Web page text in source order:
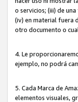
o servicios; (iii) de
(iv) en material fuera
otro documento o
4. Le
ejemplo, no podrá
5. Cada Marca de
elementos visuales,